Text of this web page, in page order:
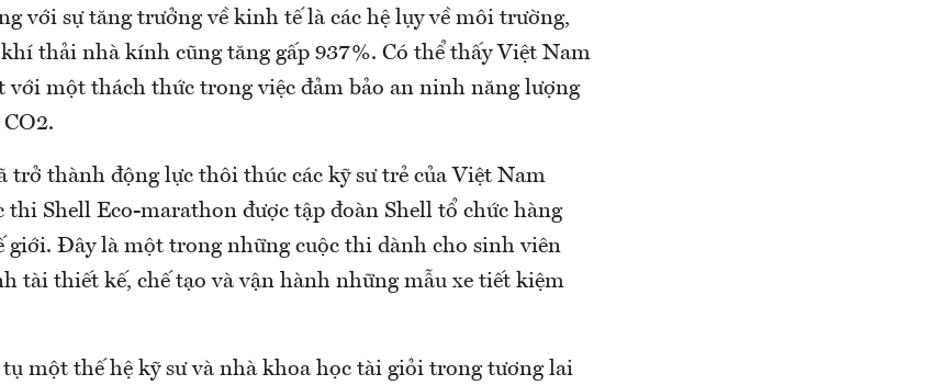
với sự tăng trưởng về kinh tế là các hệ lụy về môi trường,
thải nhà kính cũng tăng gấp 937%. Có thể thấy Việt Nam
với một thách thức trong việc đảm bảo an ninh năng lượng
trở thành động lực thôi thúc các kỹ sư trẻ của Việt Nam
thi Shell Eco-marathon được tập đoàn Shell tổ chức hàng
giới. Đây là một trong những cuộc thi dành cho sinh viên
tài thiết kế, chế tạo và vận hành những mẫu xe tiết kiệm
tụ một thế hệ kỹ sư và nhà khoa học tài giỏi trong tương lai